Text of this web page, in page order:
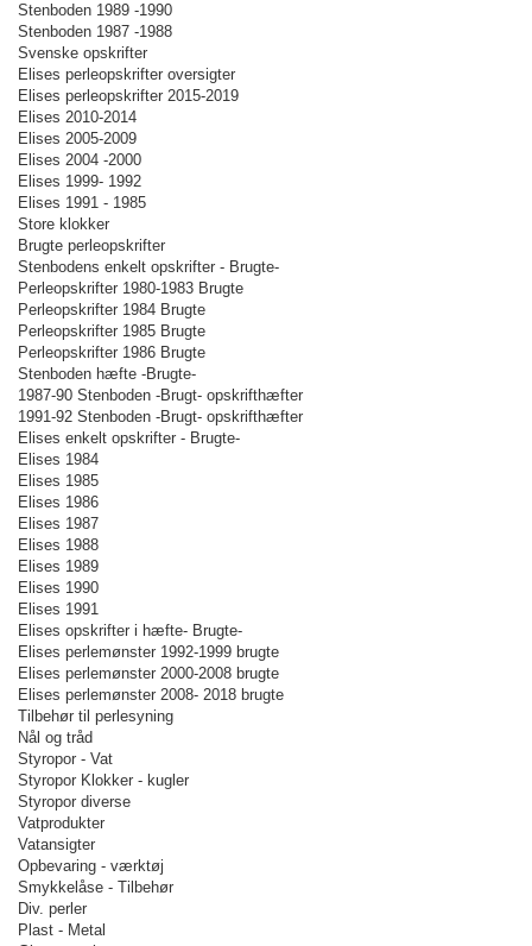
Stenboden 1989 -1990
Stenboden 1987 -1988
Svenske opskrifter
Elises perleopskrifter oversigter
Elises perleopskrifter 2015-2019
Elises 2010-2014
Elises 2005-2009
Elises 2004 -2000
Elises 1999- 1992
Elises 1991 - 1985
Store klokker
Brugte perleopskrifter
Stenbodens enkelt opskrifter - Brugte-
Perleopskrifter 1980-1983 Brugte
Perleopskrifter 1984 Brugte
Perleopskrifter 1985 Brugte
Perleopskrifter 1986 Brugte
Stenboden hæfte -Brugte-
1987-90 Stenboden -Brugt- opskrifthæfter
1991-92 Stenboden -Brugt- opskrifthæfter
Elises enkelt opskrifter - Brugte-
Elises 1984
Elises 1985
Elises 1986
Elises 1987
Elises 1988
Elises 1989
Elises 1990
Elises 1991
Elises opskrifter i hæfte- Brugte-
Elises perlemønster 1992-1999 brugte
Elises perlemønster 2000-2008 brugte
Elises perlemønster 2008- 2018 brugte
Tilbehør til perlesyning
Nål og tråd
Styropor - Vat
Styropor Klokker - kugler
Styropor diverse
Vatprodukter
Vatansigter
Opbevaring - værktøj
Smykkelåse - Tilbehør
Div. perler
Plast - Metal